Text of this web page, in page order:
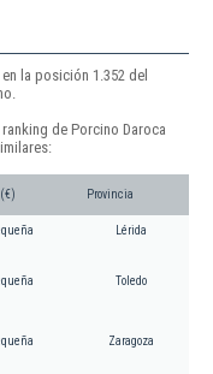
la posición 1.352 del
de Porcino Daroca
Provincia
Lérida
Toledo
Zaragoza